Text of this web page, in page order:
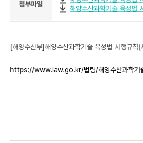
성과관리
커뮤니티
첨부파일
[해양수산부]해양수산과학기술 육성법 시행규
https://www.law.go.kr/법령/해양수산과학기